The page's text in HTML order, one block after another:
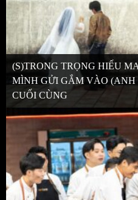
(S)TRONG TRỌNG HIẾU
MÌNH GỬI GẮM VÀO
CUỐI CÙNG